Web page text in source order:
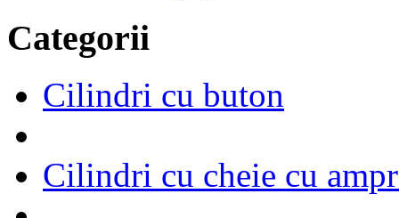
Categorii
Cilindri cu buton
Cilindri cu cheie cu